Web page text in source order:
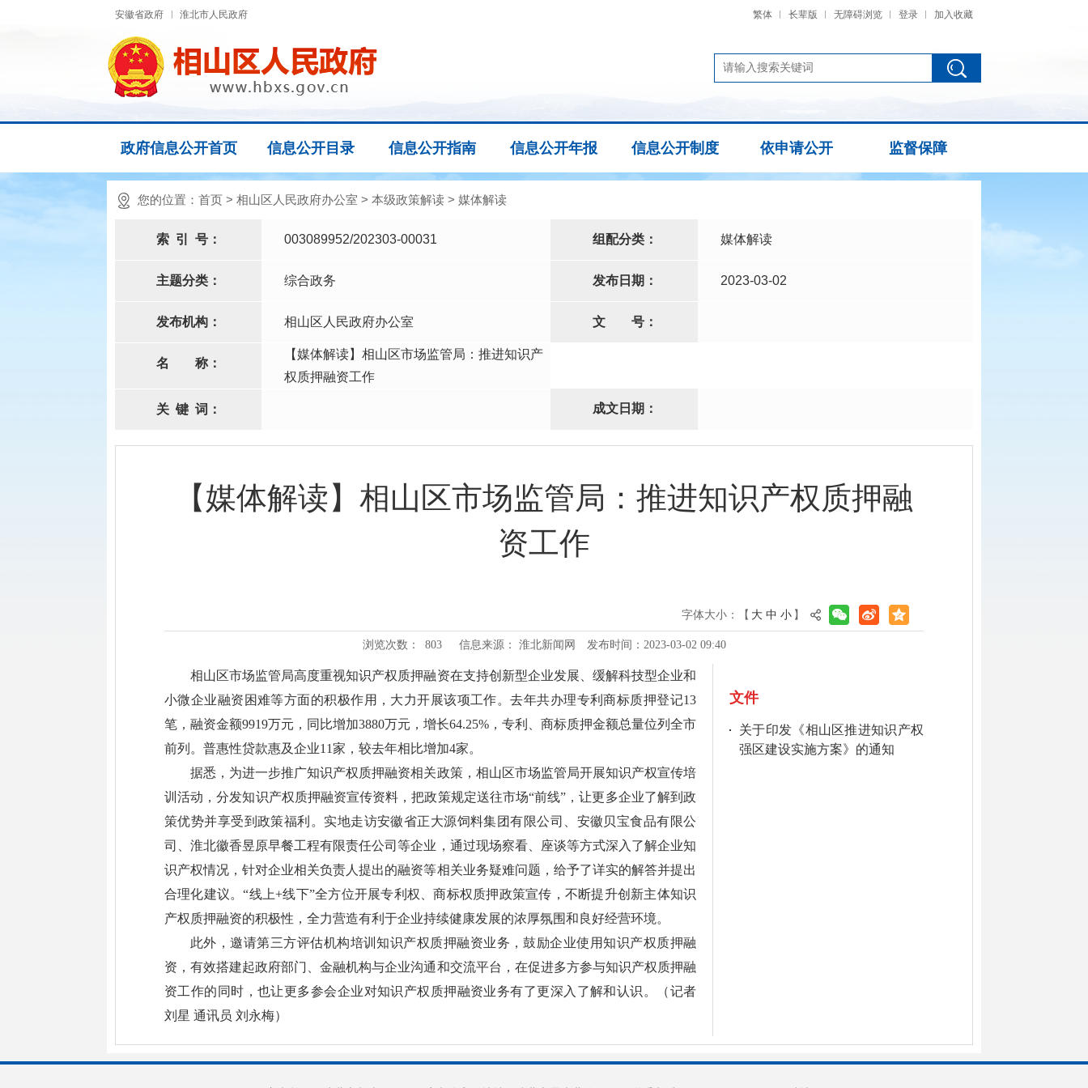
安徽省政府 淮北市人民政府 繁体 长辈版 无障碍浏览 登录 加入收藏
政府信息公开首页 信息公开目录 信息公开指南 信息公开年报 信息公开制度 依申请公开 监督保障
您的位置： 首页 > 相山区人民政府办公室 > 本级政策解读 > 媒体解读
索 引 号： 003089952/202303-00031 组配分类： 媒体解读
主题分类： 综合政务 发布日期： 2023-03-02
发布机构： 相山区人民政府办公室 文 号：
名 称：
【媒体解读】相山区市场监管局：推进知识产
权质押融资工作
关 键 词： 成文日期：
【媒体解读】相山区市场监管局：推进知识产权质押融
资工作
字体大小：【 大 中 小 】
浏览次数： 803 信息来源： 淮北新闻网 发布时间：2023-03-02 09:40
相山区市场监管局高度重视知识产权质押融资在支持创新型企业发展、缓解科技型企业和
小微企业融资困难等方面的积极作用，大力开展该项工作。去年共办理专利商标质押登记13
笔，融资金额9919万元，同比增加3880万元，增长64.25%，专利、商标质押金额总量位列全市
前列。普惠性贷款惠及企业11家，较去年相比增加4家。
据悉，为进一步推广知识产权质押融资相关政策，相山区市场监管局开展知识产权宣传培
训活动，分发知识产权质押融资宣传资料，把政策规定送往市场“前线”，让更多企业了解到政
策优势并享受到政策福利。实地走访安徽省正大源饲料集团有限公司、安徽贝宝食品有限公
司、淮北徽香昱原早餐工程有限责任公司等企业，通过现场察看、座谈等方式深入了解企业知
识产权情况，针对企业相关负责人提出的融资等相关业务疑难问题，给予了详实的解答并提出
合理化建议。“线上+线下”全方位开展专利权、商标权质押政策宣传，不断提升创新主体知识
产权质押融资的积极性，全力营造有利于企业持续健康发展的浓厚氛围和良好经营环境。
此外，邀请第三方评估机构培训知识产权质押融资业务，鼓励企业使用知识产权质押融
资，有效搭建起政府部门、金融机构与企业沟通和交流平台，在促进多方参与知识产权质押融
资工作的同时，也让更多参会企业对知识产权质押融资业务有了更深入了解和认识。（记者
刘星 通讯员 刘永梅）
文件
关于印发《相山区推进知识产权
强区建设实施方案》的通知